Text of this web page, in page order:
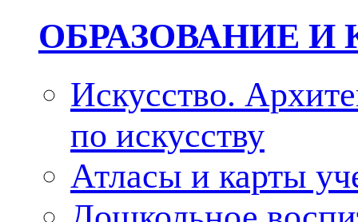
ОБРАЗОВАНИЕ И
Искусство.
по искусству
Атласы и карты